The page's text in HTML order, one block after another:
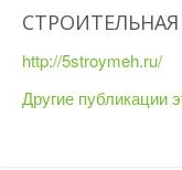
http://5stroymeh.ru/
Другие публикации